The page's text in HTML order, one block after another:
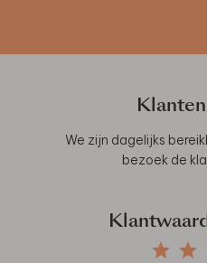
We zijn dagelijks
bezoek de